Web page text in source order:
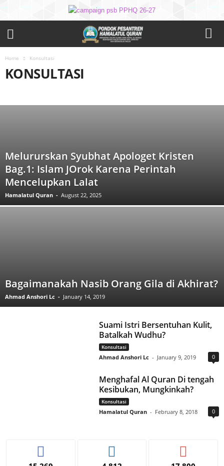
Home Konsultasi
KONSULTASI
Melururskan Syubhat Apologet Kristen
Bag.1: Islam JOrok Karena Perintah
Mencelupkan Lalat
Hamalatul Quran - August 22, 2025
Bagaimanakah Nasib Orang Gila di Akhirat?
Ahmad Anshori Lc - January 14, 2019
Suami Istri Bersentuhan Kulit,
Batalkah Wudhu?
Konsultasi
Ahmad Anshori Lc - January 9, 2019 0
Menghafal Al Quran Di tengah
Kesibukan, Mungkinkah?
Konsultasi
Hamalatul Quran - February 8, 2018 0